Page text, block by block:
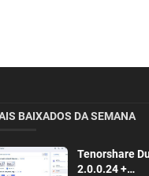
BAIXADOS DA SEMANA
Tenorshare
2.0.0.24 +…